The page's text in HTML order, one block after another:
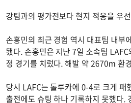
강팀과의 평가전보다 현지 적응을 우
손흥민의 최근 경험 역시 대표팀 내부
됐다. 손흥민은 지난 7일 소속팀
정 경기를 치렀다. 해발 약 2670m 환
당시 LAFC는 톨루카에 0-4로 크게 패
출전에도 슈팅 하나 기록하지 못했다.